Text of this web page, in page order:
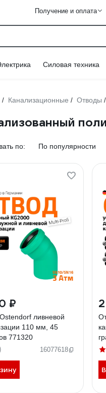
Получение и оплата
Силовая техника
/ Канализационные / Отводы /
по: По популярности
₽
ливневой
110 мм, 45
771320
16077618